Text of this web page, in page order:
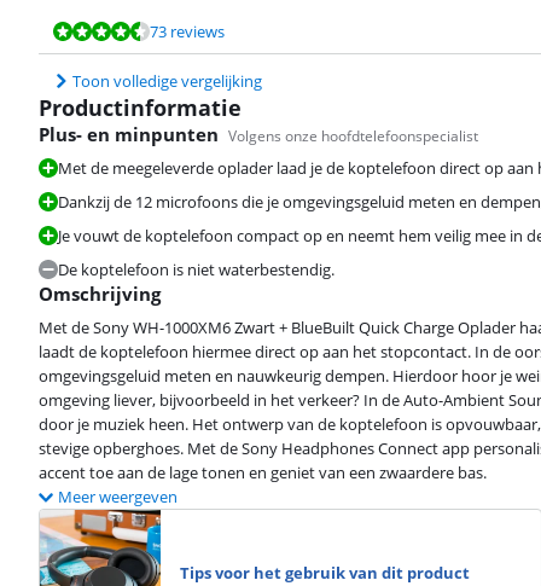
Beoordeling is 8,6 van de 10, gebaseerd op 73 reviews.
73 reviews
Beoordeling is 8,6 van de 10, gebaseerd op 73 reviews.
Beoordeling is 8,6 van de 10, gebaseerd op 73 reviews.
Toon volledige vergelijking
Productinformatie
Beoordeling is 8,6 van de 10, gebaseerd op 73 reviews.
Beoordeling is 8,2 van de 10, gebaseerd op 23 reviews.
Plus- en minpunten Volgens onze hoofdtelefoonspecialist
Met de meegeleverde oplader laad je de koptelefoon direct op
Dankzij de 12 microfoons die je omgevingsgeluid meten en
Je vouwt de koptelefoon compact op en neemt hem veilig mee in
De koptelefoon is niet waterbestendig.
Omschrijving
Met de Sony WH-1000XM6 Zwart + BlueBuilt Quick Charge Oplader
laadt de koptelefoon hiermee direct op aan het stopcontact. In de
omgevingsgeluid meten en nauwkeurig dempen. Hierdoor hoor je
omgeving liever, bijvoorbeeld in het verkeer? In de Auto-Ambient
door je muziek heen. Het ontwerp van de koptelefoon is
stevige opberghoes. Met de Sony Headphones Connect app
accent toe aan de lage tonen en geniet van een zwaardere bas.
Meer weergeven
Tips voor het gebruik van dit product